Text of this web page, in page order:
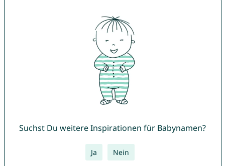
Suchst Du weitere Inspirationen für Babynamen?
Ja Nein